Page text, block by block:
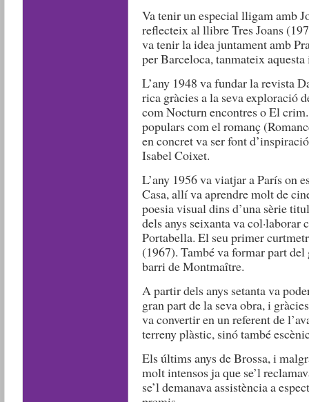
Va tenir un especial lligam amb
reflecteix al llibre Tres Joans
va tenir la idea juntament amb
per Barceloca, tanmateix
L’any 1948 va fundar la revista
rica gràcies a la seva exploració
com Nocturn encontres o El
populars com el romanç
en concret va ser font
Isabel Coixet.
L’any 1956 va viatjar a París on
Casa, allí va aprendre molt de
poesia visual dins d’una sèrie
dels anys seixanta va
Portabella. El seu primer
(1967). També va formar part
barri de Montmaître.
A partir dels anys setanta va
gran part de la seva obra, i
va convertir en un referent de
terreny plàstic, sinó també
Els últims anys de Brossa, i
molt intensos ja que se’l
se’l demanava assistència a